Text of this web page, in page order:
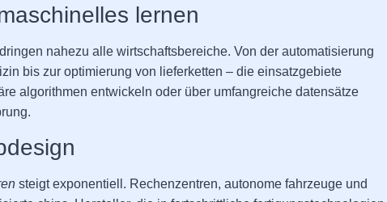
lernen
nahezu alle wirtschaftsbereiche. Von der automatisierung
bis zur optimierung von lieferketten – die einsatzgebiete
algorithmen entwickeln oder über umfangreiche datensätze
steigt exponentiell. Rechenzentren, autonome fahrzeuge und